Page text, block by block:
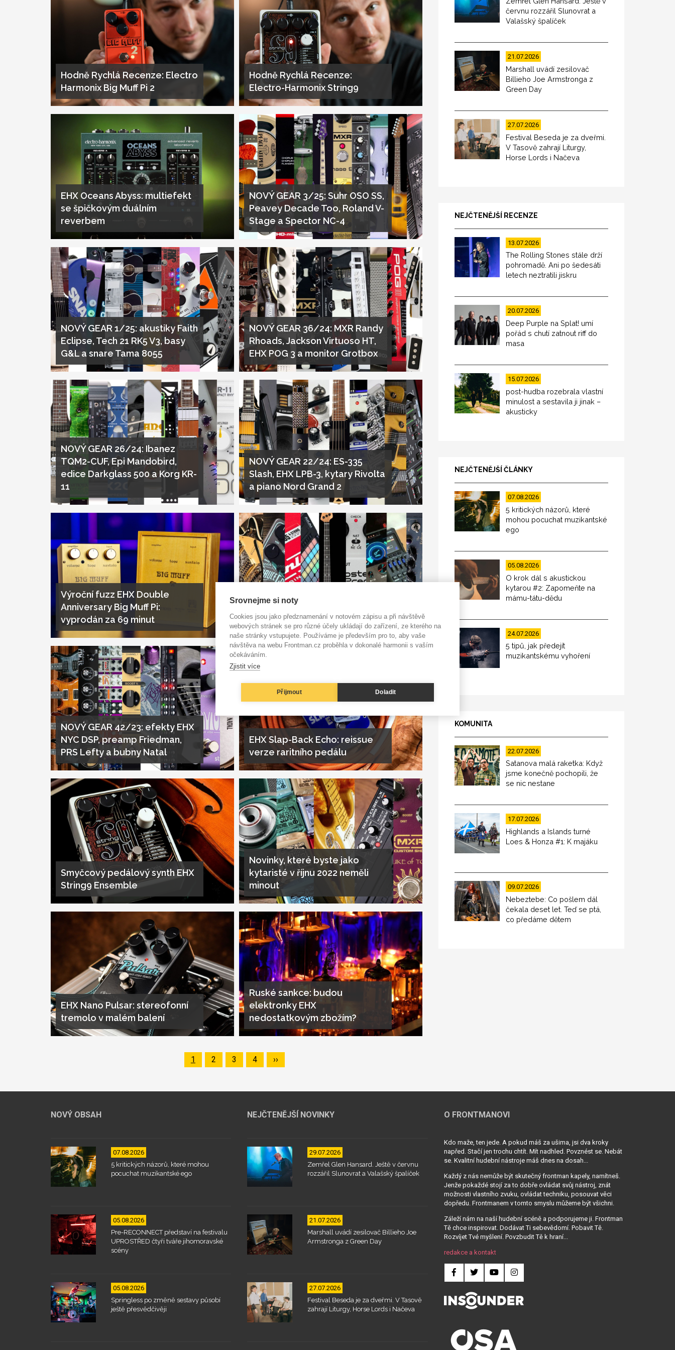
Hodně Rychlá Recenze: Electro
Harmonix Big Muff Pi 2
Hodně Rychlá Recenze:
Electro-Harmonix String9
EHX Oceans Abyss: multiefekt
se špičkovým duálním
reverbem
NOVÝ GEAR 3/25: Suhr OSO SS,
Peavey Decade Too, Roland V-
Stage a Spector NC-4
NOVÝ GEAR 1/25: akustiky Faith
Eclipse, Tech 21 RK5 V3, basy
G&L a snare Tama 8055
NOVÝ GEAR 36/24: MXR Randy
Rhoads, Jackson Virtuoso HT,
EHX POG 3 a monitor Grotbox
NOVÝ GEAR 26/24: Ibanez
TQM2-CUF, Epi Mandobird,
edice Darkglass 500 a Korg KR-
11
NOVÝ GEAR 22/24: ES-335
Slash, EHX LPB-3, kytary Rivolta
a piano Nord Grand 2
Výroční fuzz EHX Double
Anniversary Big Muff Pi:
vyprodán za 69 minut
DarkRay, Boss BP-1W, limitky
Gretsch a Zoom R4
NOVÝ GEAR 42/23: efekty EHX
NYC DSP, preamp Friedman,
PRS Lefty a bubny Natal
EHX Slap-Back Echo: reissue
verze raritního pedálu
Smyčcový pedálový synth EHX
String9 Ensemble
Novinky, které byste jako
kytaristé v říjnu 2022 neměli
minout
EHX Nano Pulsar: stereofonní
tremolo v malém balení
Ruské sankce: budou
elektronky EHX
nedostatkovým zbožím?
Page
1 Page
2 Page
3 Page
4
Následující
››
červnu rozzářil Slunovrat a
Valašský špalíček
21.07.2026
Marshall uvádí zesilovač
Billieho Joe Armstronga z
Green Day
27.07.2026
Festival Beseda je za dveřmi.
V Tasově zahrají Liturgy,
Horse Lords i Načeva
NEJČTENĚJŠÍ RECENZE
13.07.2026
The Rolling Stones stále drží
pohromadě. Ani po šedesáti
letech neztratili jiskru
20.07.2026
Deep Purple na Splat! umí
pořád s chutí zatnout riff do
masa
15.07.2026
post-hudba rozebrala vlastní
minulost a sestavila ji jinak –
akusticky
NEJČTENĚJŠÍ ČLÁNKY
07.08.2026
5 kritických názorů, které
mohou pocuchat muzikantské
ego
05.08.2026
O krok dál s akustickou
kytarou #2: Zapomeňte na
mámu-tátu-dědu
24.07.2026
5 tipů, jak předejít
muzikantskému vyhoření
KOMUNITA
22.07.2026
Satanova malá raketka: Když
jsme konečně pochopili, že
se nic nestane
17.07.2026
Highlands a Islands turné
Loes & Honza #1: K majáku
09.07.2026
Nebeztebe: Co pošlem dál
čekala deset let. Teď se ptá,
co předáme dětem
NOVÝ OBSAH
07.08.2026
5 kritických názorů, které mohou
pocuchat muzikantské ego
05.08.2026
Pre-RECONNECT představí na festivalu
UPROSTŘED čtyři tváře jihomoravské
scény
05.08.2026
Springless po změně sestavy působí
ještě přesvědčivěji
NEJČTENĚJŠÍ NOVINKY
29.07.2026
Zemřel Glen Hansard. Ještě v červnu
rozzářil Slunovrat a Valašský špalíček
21.07.2026
Marshall uvádí zesilovač Billieho Joe
Armstronga z Green Day
27.07.2026
Festival Beseda je za dveřmi. V Tasově
zahrají Liturgy, Horse Lords i Načeva
O FRONTMANOVI
Kdo maže, ten jede. A pokud máš za ušima, jsi dva kroky
napřed. Stačí jen trochu chtít. Mít nadhled. Povznést se. Nebát
se. Kvalitní hudební nástroje máš dnes na dosah...
Každý z nás nemůže být skutečný frontman kapely, namítneš.
Jenže pokaždé stojí za to dobře ovládat svůj nástroj, znát
možnosti vlastního zvuku, ovládat techniku, posouvat věci
dopředu. Frontmanem v tomto smyslu můžeme být všichni.
Záleží nám na naší hudební scéně a podporujeme ji. Frontman
Tě chce inspirovat. Dodávat Ti sebevědomí. Pobavit Tě.
Rozvíjet Tvé myšlení. Povzbudit Tě k hraní...
redakce a kontakt
Srovnejme si noty
Cookies jsou jako předznamenání v notovém zápisu a při návštěvě
webových stránek se pro různé účely ukládají do zařízení, ze kterého na
naše stránky vstupujete. Používáme je především pro to, aby vaše
návštěva na webu Frontman.cz proběhla v dokonalé harmonii s vaším
očekáváním.
Zjistit více
Přijmout Doladit